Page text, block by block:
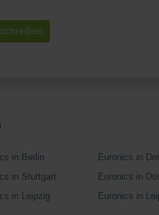
in Berlin Euronics in
in Stuttgart Euronics in
in Leipzig
Euronics in